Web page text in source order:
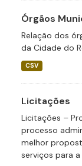
Órgãos
Relação dos
da Cidade do
CSV
Licitações
Licitações –
processo
melhor
serviços para a